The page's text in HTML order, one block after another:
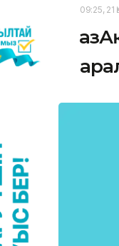
09:25, 21